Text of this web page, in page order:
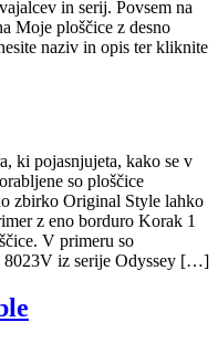
in serij. Povsem na
Moje ploščice z desno
naziv in opis ter kliknite
ki pojasnjujeta, kako se v
so ploščice
zbirko Original Style lahko
z eno borduro Korak 1
V primeru so
8023V iz serije Odyssey […]